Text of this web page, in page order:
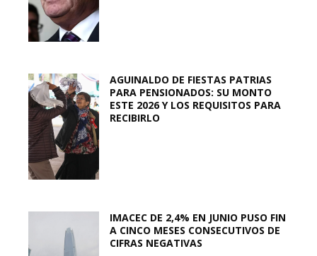
AGUINALDO DE FIESTAS PATRIAS
PARA PENSIONADOS: SU MONTO
ESTE 2026 Y LOS REQUISITOS PARA
RECIBIRLO
IMACEC DE 2,4% EN JUNIO PUSO FIN
A CINCO MESES CONSECUTIVOS DE
CIFRAS NEGATIVAS